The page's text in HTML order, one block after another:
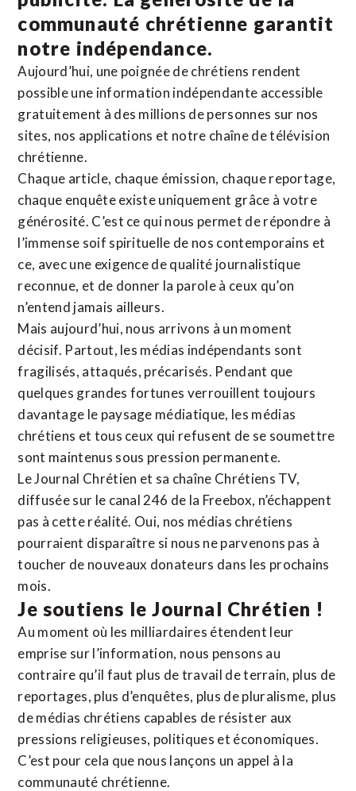
communauté chrétienne garantit
notre indépendance.
Aujourd’hui, une poignée de chrétiens rendent
possible une information indépendante accessible
gratuitement à des millions de personnes sur nos
sites, nos applications et notre chaîne de télévision
chrétienne.
Chaque article, chaque émission, chaque reportage,
chaque enquête existe uniquement grâce à votre
générosité. C’est ce qui nous permet de répondre à
l’immense soif spirituelle de nos contemporains et
ce, avec une exigence de qualité journalistique
reconnue, et de donner la parole à ceux qu’on
n’entend jamais ailleurs.
Mais aujourd’hui, nous arrivons à un moment
décisif. Partout, les médias indépendants sont
fragilisés, attaqués, précarisés. Pendant que
quelques grandes fortunes verrouillent toujours
davantage le paysage médiatique, les médias
chrétiens et tous ceux qui refusent de se soumettre
sont maintenus sous pression permanente.
Le Journal Chrétien et sa chaîne Chrétiens TV,
diffusée sur le canal 246 de la Freebox, n’échappent
pas à cette réalité. Oui, nos médias chrétiens
pourraient disparaître si nous ne parvenons pas à
toucher de nouveaux donateurs dans les prochains
mois.
Je soutiens le Journal Chrétien !
Au moment où les milliardaires étendent leur
emprise sur l’information, nous pensons au
contraire qu’il faut plus de travail de terrain, plus de
reportages, plus d’enquêtes, plus de pluralisme, plus
de médias chrétiens capables de résister aux
pressions religieuses, politiques et économiques.
C’est pour cela que nous lançons un appel à la
communauté chrétienne.